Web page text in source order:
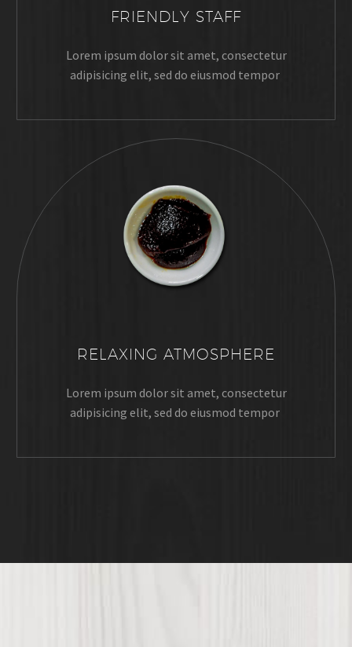
FRIENDLY STAFF
Lorem ipsum dolor sit amet, consectetur
adipisicing elit, sed do eiusmod tempor
RELAXING ATMOSPHERE
Lorem ipsum dolor sit amet, consectetur
adipisicing elit, sed do eiusmod tempor